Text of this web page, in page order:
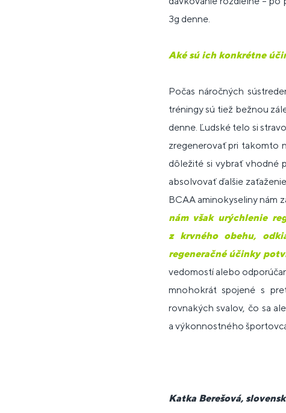
3g denne.
Aké sú ich konkrétne
Počas náročných
tréningy sú tiež bežnou
denne. Ľudské telo si
zregenerovať pri takomto
dôležité si vybrať vhodné
absolvovať ďalšie
BCAA aminokyseliny nám
nám však urýchlenie
z krvného obehu,
regeneračné účinky
vedomostí alebo
mnohokrát spojené s
rovnakých svalov, čo sa
a výkonnostného
Katka Berešová,